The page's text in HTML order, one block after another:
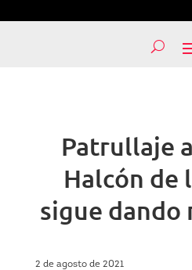
Patrullaje
Halcón de
sigue dando
2 de agosto de 2021